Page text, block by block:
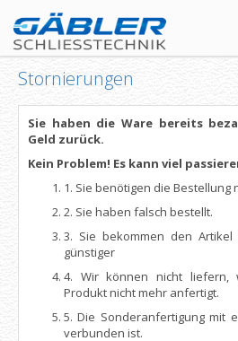
zum
Inhalt
Stornierungen
Sie haben die Ware bereits
Geld zurück.
Kein Problem! Es kann viel
1. Sie benötigen die Bestellung
2. Sie haben falsch bestellt.
3. Sie bekommen den
günstiger
4. Wir können nicht liefern,
Produkt nicht mehr anfertigt.
5. Die Sonderanfertigung mit
verbunden ist.